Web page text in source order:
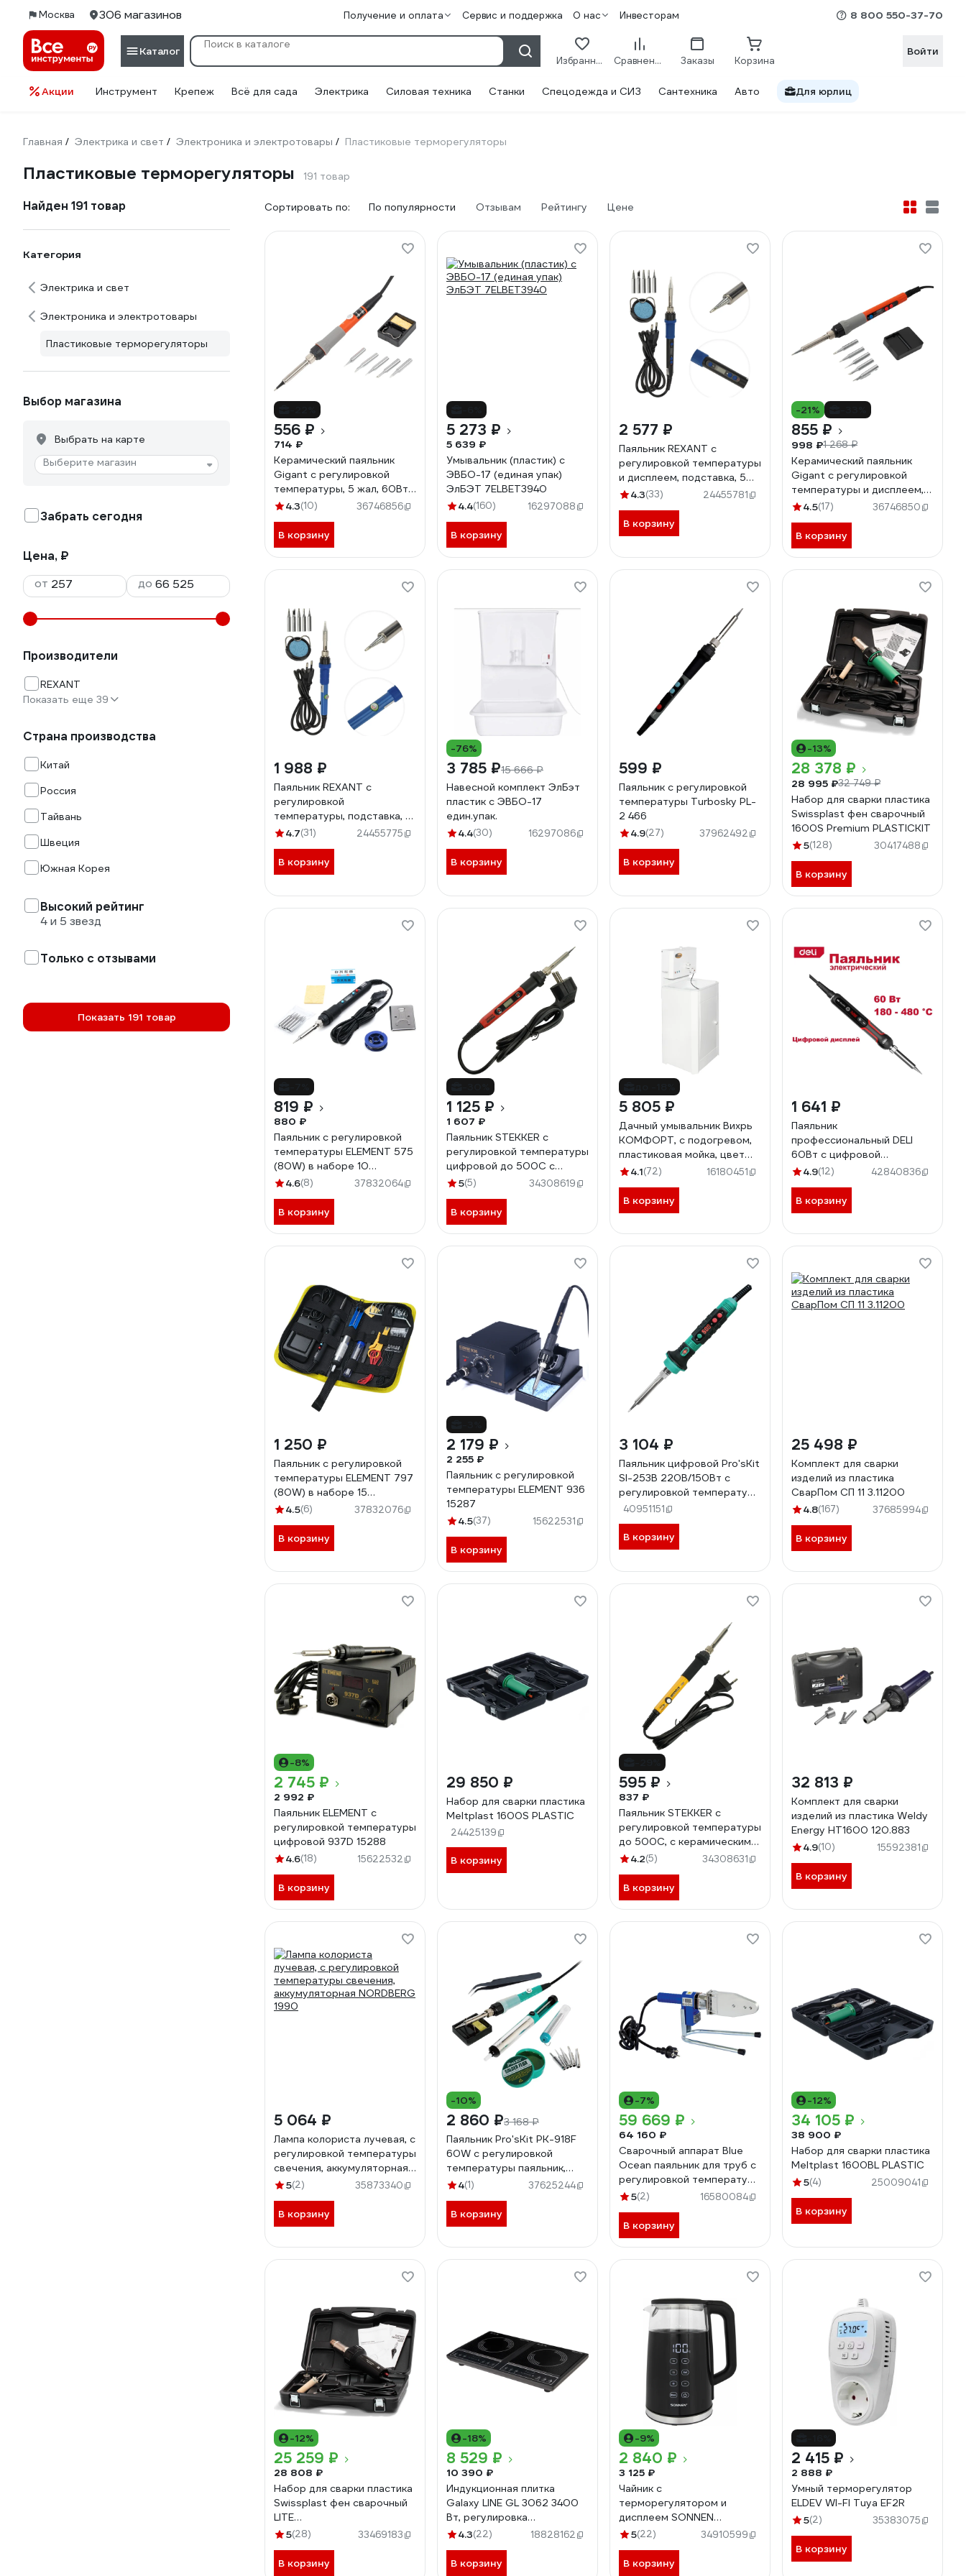
Москва 306 магазинов Получение и оплата Сервис и поддержка О нас Инвесторам 8 800 550-37-70
Каталог
Избранное Сравнение Заказы Корзина
Войти
Акции Инструмент Крепеж Всё для сада Электрика Силовая техника Станки Спецодежда и СИЗ Сантехника Авто Для юрлиц
Главная / Электрика и свет / Электроника и электротовары / Пластиковые терморегуляторы
Пластиковые терморегуляторы 191 товар
Найден 191 товар
Категория
Электрика и свет
Электроника и электротовары
Пластиковые терморегуляторы
Выбор магазина
Выбрать на карте
Выберите магазин
Забрать сегодня
Цена, ₽
от
до
Производители
REXANT
Показать еще 39
Страна производства
Китай
Россия
Тайвань
Швеция
Южная Корея
Высокий рейтинг
4 и 5 звезд
Только с отзывами
Показать 191 товар
Сортировать по: По популярности Отзывам Рейтингу Цене
556 ₽
714 ₽
Керамический паяльник
Gigant с регулировкой
температуры, 5 жал, 60Вт
GES-03
4.3(10) 36746856
В корзину
5 273 ₽
5 639 ₽
Умывальник (пластик) с
ЭВБО-17 (единая упак)
ЭлБЭТ 7ELBET3940
4.4(160) 16297088
В корзину
2 577 ₽
Паяльник REXANT с
регулировкой температуры
и дисплеем, подставка, 5
жал, керамический 65 вт
4.3(33) 24455781
В корзину
-21%
855 ₽
998 ₽1 268 ₽
Керамический паяльник
Gigant с регулировкой
температуры и дисплеем, 5
жал 65Вт GES-02
4.5(17) 36746850
В корзину
1 988 ₽
Паяльник REXANT с
регулировкой
температуры, подставка, 5
жал, керамический 65 вт,
4.7(31) 24455775
В корзину
-76%
3 785 ₽15 666 ₽
Навесной комплект ЭлБэт
пластик с ЭВБО-17
един.упак.
4.4(30) 16297086
В корзину
599 ₽
Паяльник с регулировкой
температуры Turbosky PL-
2 466
4.9(27) 37962492
В корзину
-13%
28 378 ₽
28 995 ₽32 749 ₽
Набор для сварки пластика
Swissplast фен сварочный
1600S Premium PLASTICKIT
5(128) 30417488
В корзину
819 ₽
880 ₽
Паяльник с регулировкой
температуры ELEMENT 575
(80W) в наборе 10
предметов 20946
4.6(8) 37832064
В корзину
1 125 ₽
1 607 ₽
Паяльник STEKKER с
регулировкой температуры
цифровой до 500С с
керамическим
долговечное жало, 230В,
PLE702-60, 49818
5(5) 34308619
В корзину
5 805 ₽
Дачный умывальник Вихрь
КОМФОРТ, с подогревом,
пластиковая мойка, цвет
белый 74/4/9
4.1(72) 16180451
В корзину
1 641 ₽
Паяльник
профессиональный DELI
60Вт с цифровой
регулировкой температуры
(автоотключение,
керамический нагреватель)
4.9(12) 42840836
В корзину
1 250 ₽
Паяльник с регулировкой
температуры ELEMENT 797
(80W) в наборе 15
предметов 20947
4.5(6) 37832076
В корзину
2 179 ₽
2 255 ₽
Паяльник с регулировкой
температуры ELEMENT 936
15287
4.5(37) 15622531
В корзину
3 104 ₽
Паяльник цифровой Pro'sKit
SI-253B 220В/150Вт с
регулировкой температуры
до 500С С00040356
40951151
В корзину
25 498 ₽
Комплект для сварки
изделий из пластика
СварПом СП 11 3.11200
4.8(167) 37685994
В корзину
-8%
2 745 ₽
2 992 ₽
Паяльник ELEMENT с
регулировкой температуры
цифровой 937D 15288
4.6(18) 15622532
В корзину
29 850 ₽
Набор для сварки пластика
Meltplast 1600S PLASTIC
24425139
В корзину
595 ₽
837 ₽
Паяльник STEKKER с
регулировкой температуры
до 500С, с керамическим
нагревателем, 60Вт,
PLE602-60, 49817
4.2(5) 34308631
В корзину
32 813 ₽
Комплект для сварки
изделий из пластика Weldy
Energy HT1600 120.883
4.9(10) 15592381
В корзину
5 064 ₽
Лампа колориста лучевая, с
регулировкой температуры
свечения, аккумуляторная
NORDBERG 1990
5(2) 35873340
В корзину
-10%
2 860 ₽3 168 ₽
Паяльник Pro'sKit PK-918F
60W с регулировкой
температуры паяльник,
220в С00040338
4(1) 37625244
В корзину
-7%
59 669 ₽
64 160 ₽
Сварочный аппарат Blue
Ocean паяльник для труб с
регулировкой температуры
20 - 63 PPRWU/20-63/D
5(2) 16580084
В корзину
-12%
34 105 ₽
38 900 ₽
Набор для сварки пластика
Meltplast 1600BL PLASTIC
5(4) 25009041
В корзину
-12%
25 259 ₽
28 808 ₽
Набор для сварки пластика
Swissplast фен сварочный
LITE
SWISSPLAST1600E/PLASTIC
5(28) 33469183
В корзину
-18%
8 529 ₽
10 390 ₽
Индукционная плитка
Galaxy LINE GL 3062 3400
Вт, регулировка
температуры в диапазоне
4.3(22) 18828162
В корзину
-9%
2 840 ₽
3 125 ₽
Чайник с
терморегулятором и
дисплеем SONNEN
ДВОЙНЫЕ СТЕНКИ, KT-
454687
5(22) 34910599
В корзину
2 415 ₽
2 888 ₽
Умный терморегулятор
ELDEV WI-FI Tuya EF2R
5(2) 35383075
В корзину